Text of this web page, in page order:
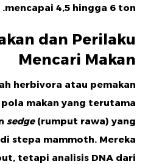
mencapai 4,5 hingga 6 ton.
dan Perilaku
Mencari Makan
herbivora atau pemakan
makan yang terutama
sedge(rumput rawa) yang
stepa mammoth. Mereka
tetapi analisis DNA dari